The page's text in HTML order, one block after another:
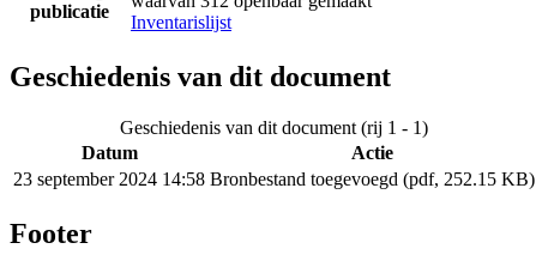
publicatie
Inventarislijst
Geschiedenis van dit document
Geschiedenis van dit document (rij 1 - 1)
Datum
Actie
23 september 2024 14:58 Bronbestand toegevoegd (pdf, 252.15 KB)
Footer